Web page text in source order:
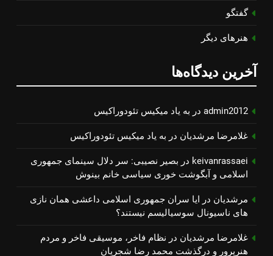
گفتگو
هنرهای دیگر
آخرین دیدگاه‌ها
admin2012 در به یاد میكیس تئودوراكیس
غلامرضا مرشدیان در به یاد میكیس تئودوراكیس
keivanrassaei در بصیر نصیبی: سر دلال سینمای جمهوری
اسلامی و آبگوشت خوری سیاسی خانم بینوش
مرشدیان در ایا سران جمهوری اسلامی داعشی همان نازی
های ناسیونال سوسیالیسم نیستند؟
غلامرضا مرشدیان در نظام فاخر، موسیقی فاخر و مردم
هنرپرور و درگذشت محمد رضا شجریان